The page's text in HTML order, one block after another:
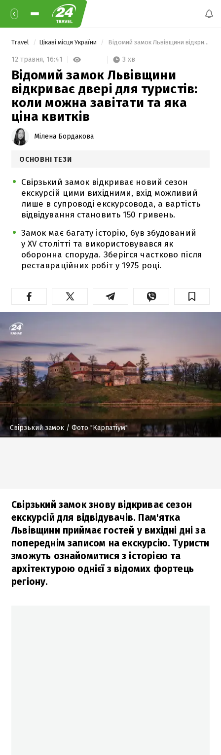
Travel Цікаві місця України Відомий замок Львівщини відкриває двері для туристів: коли можна завітати та яка ціна квитків
12 травня, 16:41 3 хв
Відомий замок Львівщини
відкриває двері для туристів:
коли можна завітати та яка
ціна квитків
Мілена Бордакова
ОСНОВНІ ТЕЗИ
Свірзький замок відкриває новий сезон
екскурсій цими вихідними, вхід можливий
лише в супроводі екскурсовода, а вартість
відвідування становить 150 гривень.
Замок має багату історію, був збудований
у XV столітті та використовувався як
оборонна споруда. Зберігся частково після
реставраційних робіт у 1975 році.
Свірзький замок / Фото "Карпатіум"
Свірзький замок знову відкриває сезон
екскурсій для відвідувачів. Пам'ятка
Львівщини приймає гостей у вихідні дні за
попереднім записом на екскурсію. Туристи
зможуть ознайомитися з історією та
архітектурою однієї з відомих фортець
регіону.